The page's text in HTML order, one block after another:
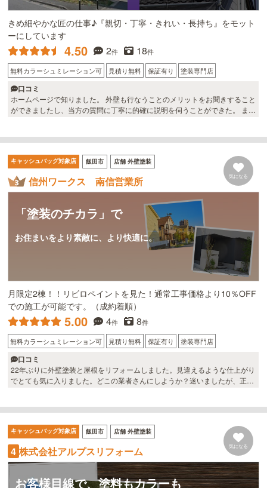
きめ細やかな匠の仕事♪『親切・丁寧・きれい・長持ち』をモット
ーにしています
4.50 2件 18件
無料カラーシュミレーション可 見積り無料 保証有り 塗装専門店
口コミ
ホームページで知りました。 外壁も行なうことのメリットをお聞きすること
ができましたし、当方の質問に丁寧に的確に説明を伺うことができた。 ま
した。 職人の技術力が高く、仕事が丁寧で仕上がりも満足できました。 職
人さんがとっても親切丁寧＆穏やかで終始落ち着いた生活がおくれました。
ここにしてよかったです。
キャッシュバッグ対象店 飯田市 店舗 外壁塗装
信州ワークス 南信営業所 気になる
「塗装のチカラ」で
お住まいをより素敵に、より快適に。
月限定2棟！！リビロペイントを見た！通常工事価格より10％OFF
での施工が可能です。（成約着順）
5.00 4件 8件
無料カラーシュミレーション可 見積り無料 保証有り 塗装専門店
口コミ
22年ぶりに外壁塗装と屋根をリフォームしました。見違えるような仕上がり
でとても気に入りました。どこの業者さんにしようか？迷いましたが、正解
キャッシュバッグ対象店 飯田市 店舗 外壁塗装
4 株式会社アルプスリフォーム 気になる
お客様目線で、塗料もカラーも